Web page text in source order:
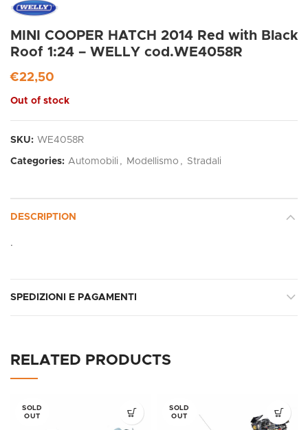
MINI COOPER HATCH 2014 Red with Black
Roof 1:24 – WELLY cod.WE4058R
€22,50
Out of stock
SKU: WE4058R
Categories: Automobili , Modellismo , Stradali
DESCRIPTION
.
SPEDIZIONI E PAGAMENTI
RELATED PRODUCTS
SOLD
OUT
SOLD
OUT